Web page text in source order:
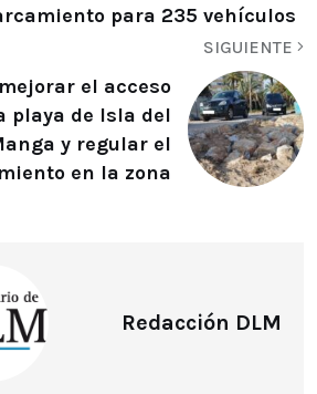
para 235 vehículos
SIGUIENTE
el acceso
playa de Isla del
y regular el
en la zona
Redacción DLM